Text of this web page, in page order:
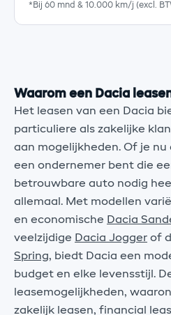
*Bij 60 mnd & 10.000 km/j (excl.
Waarom een Dacia
Het leasen van een Dacia
particuliere als zakelijke
aan mogelijkheden. Of je
een ondernemer bent die
betrouwbare auto nodig
allemaal. Met modellen
en economische Dacia
veelzijdige Dacia Jogger of
Spring, biedt Dacia een
budget en elke levensstijl.
leasemogelijkheden,
zakelijk leasen, financial